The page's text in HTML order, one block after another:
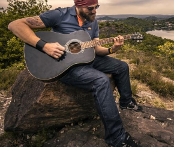
Перевод интернет-
Guitaramania.ru на
Смотреть проект